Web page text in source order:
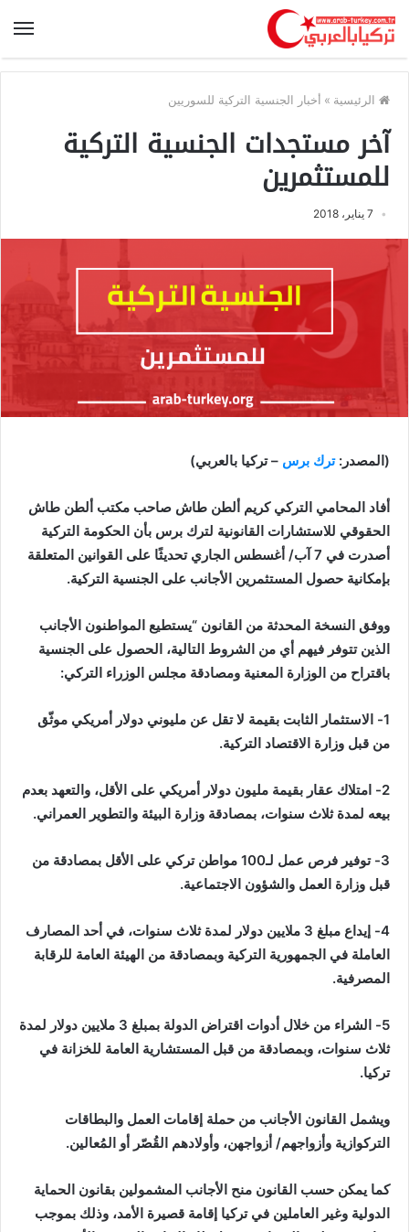
الرئيسية » أخبار الجنسية التركية للسوريين
آخر مستجدات الجنسية التركية
للمستثمرين
7 يناير، 2018
(المصدر:ترك برس – تركيا بالعربي)
أفاد المحامي التركي كريم ألطن طاش صاحب مكتب ألطن طاش
الحقوقي للاستشارات القانونية لترك برس بأن الحكومة التركية
أصدرت في 7 آب/ أغسطس الجاري تحديثًا على القوانين المتعلقة
بإمكانية حصول المستثمرين الأجانب على الجنسية التركية.
ووفق النسخة المحدثة من القانون “يستطيع المواطنون الأجانب
الذين تتوفر فيهم أي من الشروط التالية، الحصول على الجنسية
باقتراح من الوزارة المعنية ومصادقة مجلس الوزراء التركي:
1- الاستثمار الثابت بقيمة لا تقل عن مليوني دولار أمريكي موثّق
من قبل وزارة الاقتصاد التركية.
2- امتلاك عقار بقيمة مليون دولار أمريكي على الأقل، والتعهد بعدم
بيعه لمدة ثلاث سنوات، بمصادقة وزارة البيئة والتطوير العمراني.
3- توفير فرص عمل لـ100 مواطن تركي على الأقل بمصادقة من
قبل وزارة العمل والشؤون الاجتماعية.
4- إيداع مبلغ 3 ملايين دولار لمدة ثلاث سنوات، في أحد المصارف
العاملة في الجمهورية التركية وبمصادقة من الهيئة العامة للرقابة
المصرفية.
5- الشراء من خلال أدوات اقتراض الدولة بمبلغ 3 ملايين دولار لمدة
ثلاث سنوات، وبمصادقة من قبل المستشارية العامة للخزانة في
تركيا.
ويشمل القانون الأجانب من حملة إقامات العمل والبطاقات
التركوازية وأزواجهم/ أزواجهن، وأولادهم القُصّر أو المُعالين.
كما يمكن حسب القانون منح الأجانب المشمولين بقانون الحماية
الدولية وغير العاملين في تركيا إقامة قصيرة الأمد، وذلك بموجب